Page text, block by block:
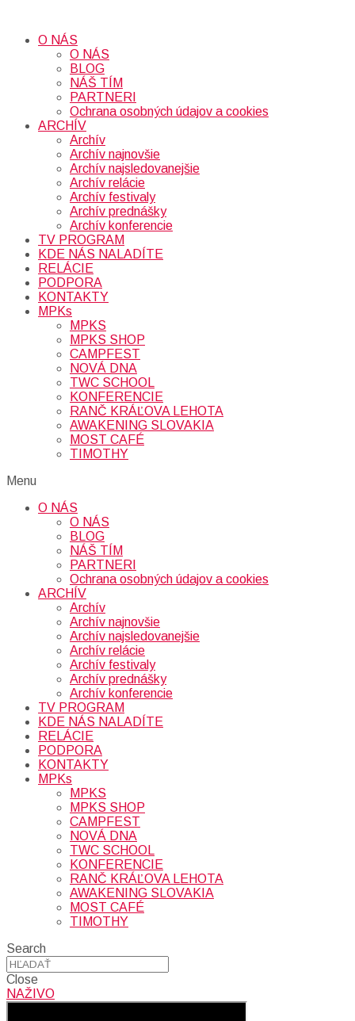
O NÁS
O NÁS
BLOG
NÁŠ TÍM
PARTNERI
Ochrana osobných údajov a cookies
ARCHÍV
Archív
Archív najnovšie
Archív najsledovanejšie
Archív relácie
Archív festivaly
Archív prednášky
Archív konferencie
TV PROGRAM
KDE NÁS NALADÍTE
RELÁCIE
PODPORA
KONTAKTY
MPKs
MPKS
MPKS SHOP
CAMPFEST
NOVÁ DNA
TWC SCHOOL
KONFERENCIE
RANČ KRÁĽOVA LEHOTA
AWAKENING SLOVAKIA
MOST CAFÉ
TIMOTHY
Menu
O NÁS
O NÁS
BLOG
NÁŠ TÍM
PARTNERI
Ochrana osobných údajov a cookies
ARCHÍV
Archív
Archív najnovšie
Archív najsledovanejšie
Archív relácie
Archív festivaly
Archív prednášky
Archív konferencie
TV PROGRAM
KDE NÁS NALADÍTE
RELÁCIE
PODPORA
KONTAKTY
MPKs
MPKS
MPKS SHOP
CAMPFEST
NOVÁ DNA
TWC SCHOOL
KONFERENCIE
RANČ KRÁĽOVA LEHOTA
AWAKENING SLOVAKIA
MOST CAFÉ
TIMOTHY
Search
Close
NAŽIVO